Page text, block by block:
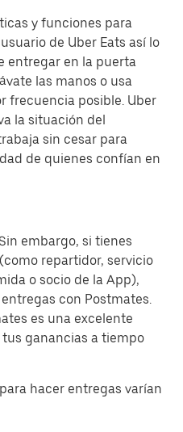
y funciones para
de Uber Eats así lo
entregar en la puerta
las manos o usa
frecuencia posible. Uber
la situación del
sin cesar para
de quienes confían en
embargo, si tienes
repartidor, servicio
o socio de la App),
con Postmates.
es una excelente
ganancias a tiempo
hacer entregas varían